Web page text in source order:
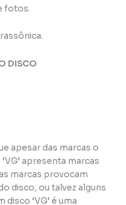
fotos.
DISCO
apesar das marcas o
apresenta marcas
marcas provocam
disco, ou talvez alguns
‘VG’ é uma